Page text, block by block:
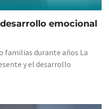
emocional
familias durante años La
y el desarrollo